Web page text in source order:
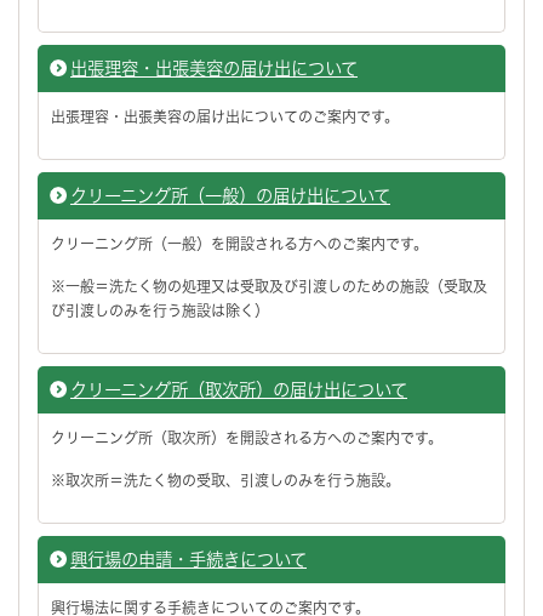
出張理容・出張美容の届け出について
出張理容・出張美容の届け出についてのご案内です。
クリーニング所（一般）の届け出について
クリーニング所（一般）を開設される方へのご案内です。
※一般＝洗たく物の処理又は受取及び引渡しのための施設（受取及
び引渡しのみを行う施設は除く）
クリーニング所（取次所）の届け出について
クリーニング所（取次所）を開設される方へのご案内です。
※取次所＝洗たく物の受取、引渡しのみを行う施設。
興行場の申請・手続きについて
興行場法に関する手続きについてのご案内です。